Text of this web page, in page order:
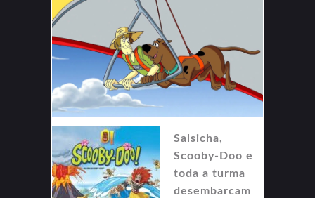
Salsicha,
Scooby-Doo e
toda a turma
desembarcam